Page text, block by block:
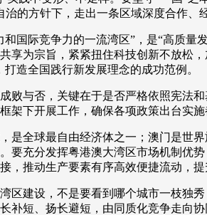
的方针下，走出一条区域深度合作、
际竞争力的一流湾区”，是“高质量
为宗旨，紧紧扭住科技创新不放松
造全国践行新发展理念的成功范例。
与否，关键在于是否严格依照宪法和
下开展工作，确保各项政策出台实施
全球最自由经济体之一；澳门是世界
充分发挥粤港澳大湾区市场机制优
推动生产要素有序高效便捷流动，提
建设，不是要看到哪个城市一枝独秀
短、扬长避短，由同质化竞争走向